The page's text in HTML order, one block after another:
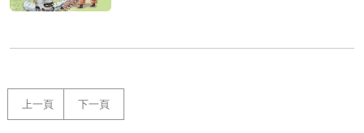
上一頁 下一頁